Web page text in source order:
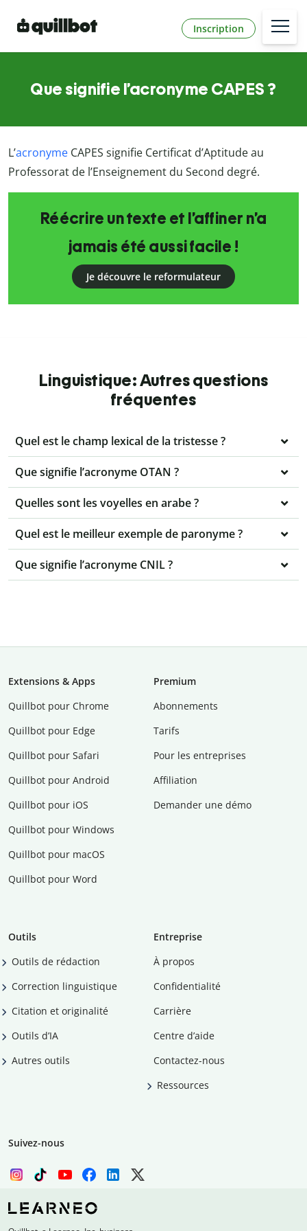
Inscription
Que signifie l’acronyme CAPES ?
L’acronyme CAPES signifie Certificat d’Aptitude au
Professorat de l’Enseignement du Second degré.
Réécrire un texte et l’affiner n’a
jamais été aussi facile !
Je découvre le reformulateur
Linguistique: Autres questions
fréquentes
Quel est le champ lexical de la tristesse ?
Que signifie l’acronyme OTAN ?
Quelles sont les voyelles en arabe ?
Quel est le meilleur exemple de paronyme ?
Que signifie l’acronyme CNIL ?
Extensions & Apps
Quillbot pour Chrome
Quillbot pour Edge
Quillbot pour Safari
Quillbot pour Android
Quillbot pour iOS
Quillbot pour Windows
Quillbot pour macOS
Quillbot pour Word
Premium
Abonnements
Tarifs
Pour les entreprises
Affiliation
Demander une démo
Outils
Outils de rédaction
Correction linguistique
Citation et originalité
Outils d’IA
Autres outils
Entreprise
À propos
Confidentialité
Carrière
Centre d’aide
Contactez-nous
Ressources
Suivez-nous